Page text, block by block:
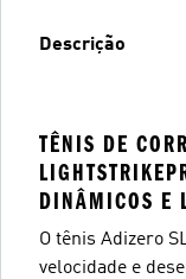
Descrição
TÊNIS DE
DINÂMICOS E
O tênis Adizero
velocidade e